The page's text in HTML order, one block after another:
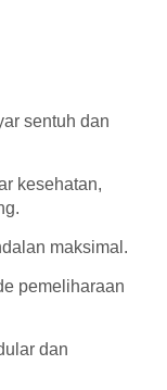
sentuh dan
kesehatan,
maksimal.
pemeliharaan
dan